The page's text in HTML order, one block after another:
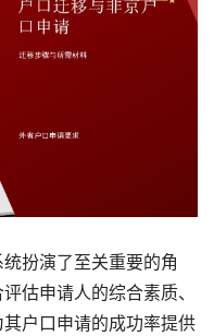
扮演了至关重要的角
估申请人的综合素质、
户口申请的成功率提供